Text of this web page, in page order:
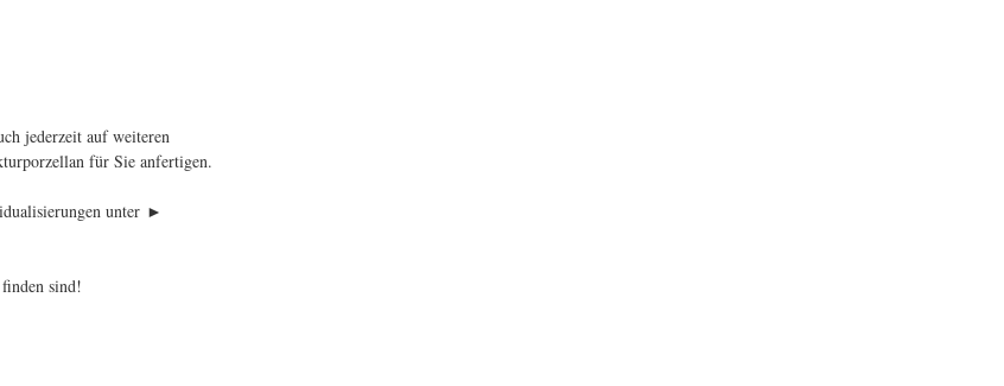
jederzeit auf weiteren
für Sie anfertigen.
unter ►
sind!